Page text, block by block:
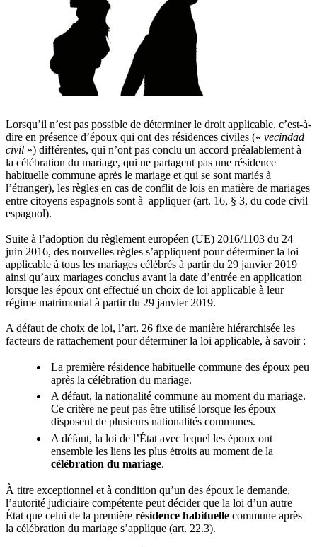
Lorsqu’il n’est pas possible de déterminer le droit applicable, c’est-à-
dire en présence d’époux qui ont des résidences civiles (« vecindad
civil ») différentes, qui n’ont pas conclu un accord préalablement à
la célébration du mariage, qui ne partagent pas une résidence
habituelle commune après le mariage et qui se sont mariés à
l’étranger), les règles en cas de conflit de lois en matière de mariages
entre citoyens espagnols sont à appliquer (art. 16, § 3, du code civil
espagnol).
Suite à l’adoption du règlement européen (UE) 2016/1103 du 24
juin 2016, des nouvelles règles s’appliquent pour déterminer la loi
applicable à tous les mariages célébrés à partir du 29 janvier 2019
ainsi qu’aux mariages conclus avant la date d’entrée en application
lorsque les époux ont effectué un choix de loi applicable à leur
régime matrimonial à partir du 29 janvier 2019.
A défaut de choix de loi, l’art. 26 fixe de manière hiérarchisée les
facteurs de rattachement pour déterminer la loi applicable, à savoir :
La première résidence habituelle commune des époux peu
après la célébration du mariage.
A défaut, la nationalité commune au moment du mariage.
Ce critère ne peut pas être utilisé lorsque les époux
disposent de plusieurs nationalités communes.
A défaut, la loi de l’État avec lequel les époux ont
ensemble les liens les plus étroits au moment de la
célébration du mariage.
À titre exceptionnel et à condition qu’un des époux le demande,
l’autorité judiciaire compétente peut décider que la loi d’un autre
État que celui de la première résidence habituelle commune après
la célébration du mariage s’applique (art. 22.3).